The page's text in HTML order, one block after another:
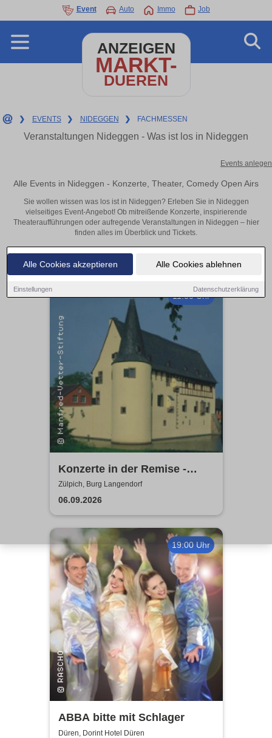
Alle Cookies akzeptieren Alle Cookies ablehnen
Einstellungen Datenschutzerklärung
Event Auto Immo Job
ANZEIGEN
MARKT-
DUEREN
❯ EVENTS ❯ NIDEGGEN ❯ FACHMESSEN
Veranstaltungen Nideggen - Was ist los in Nideggen
Events anlegen
Alle Events in Nideggen - Konzerte, Theater, Comedy Open Airs
Sie wollen wissen was los ist in Nideggen? Erleben Sie in Nideggen
vielseitiges Event-Angebot! Ob mitreißende Konzerte, inspirierende
Theateraufführungen oder aufregende Veranstaltungen in Nideggen – hier
finden alles im Überblick und Tickets.
11:00 Uhr
Konzerte in der Remise -
Burg Langendorf
Zülpich, Burg Langendorf
06.09.2026
19:00 Uhr
ABBA bitte mit Schlager
Düren, Dorint Hotel Düren